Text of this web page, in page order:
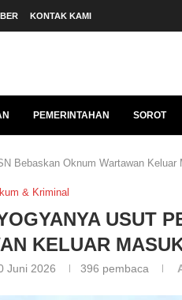
KONTAK KAMI
PEMERINTAHAN SOROT
Bebaskan Oknum Wartawan Keluar
& Kriminal
USUT
KELUAR
Juni 2026 396 pembaca